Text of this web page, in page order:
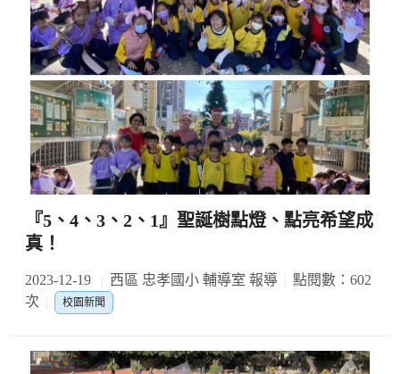
『5、4、3、2、1』聖誕樹點燈、點亮希望成
真！
2023-12-19 西區 忠孝國小 輔導室 報導
點閱數：602
次
校園新聞